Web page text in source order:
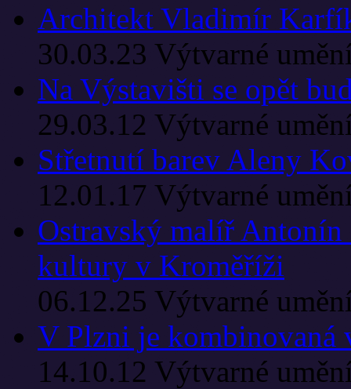
Architekt Vladimír
30.03.23 Výtvarné
Na Výstavišti se opět
29.03.12 Výtvarné
Střetnutí barev Aleny
12.01.17 Výtvarné
Ostravský malíř
kultury v Kroměříži
06.12.25 Výtvarné
V Plzni je kombinovaná
14.10.12 Výtvarné